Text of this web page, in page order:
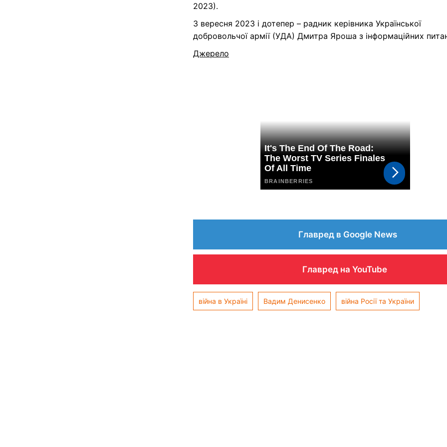
2023).
З вересня 2023 і дотепер – радник керівника Української
добровольчої армії (УДА) Дмитра Яроша з інформаційних
Джерело
Главред в Google News
Главред на YouTube
війна в Україні Вадим Денисенко війна Росії та України